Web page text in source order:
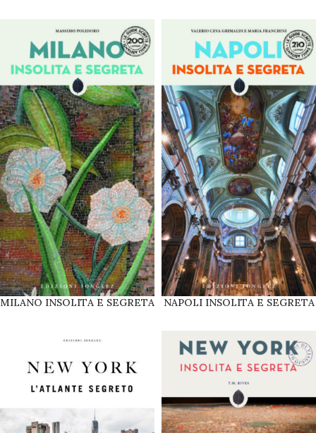
MILANO INSOLITA E SEGRETA NAPOLI INSOLITA E SEGRETA